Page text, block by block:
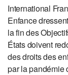
International
Enfance
la fin des
États doivent
des droits des
par la pandémie